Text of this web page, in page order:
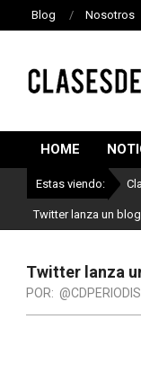
Blog Nosotros
DE
HOME
Estas viendo:
Twitter lanza un
Twitter lanza
POR: